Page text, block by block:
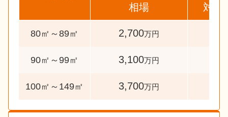
相場 対象
80㎡～89㎡ 2,700万円
90㎡～99㎡ 3,100万円
100㎡～149㎡ 3,700万円